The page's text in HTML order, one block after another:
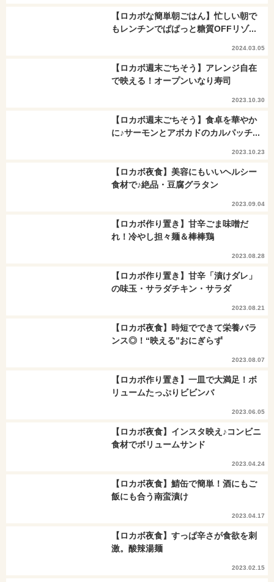
【ロカボな簡単朝ごはん】忙しい朝で
もレンチンでぱぱっと糖質OFFリゾ...
2024.03.05
【ロカボ週末ごちそう】アレンジ自在
で映える！オープンいなり寿司
2023.10.30
【ロカボ週末ごちそう】食卓を華やか
に♪サーモンとアボカドのカルパッチ...
2023.10.23
【ロカボ夜食】美容にもいいヘルシー
食材で♪絶品・豆腐グラタン
2023.09.04
【ロカボ作り置き】甘辛ごま味噌だ
れ！冷やし担々麺＆棒棒鶏
2023.08.28
【ロカボ作り置き】甘辛「漬けダレ」
の味玉・サラダチキン・サラダ
2023.08.21
【ロカボ夜食】時短でできて栄養バラ
ンス◎！“映える”おにぎらず
2023.08.07
【ロカボ作り置き】一皿で大満足！ボ
リュームたっぷりビビンバ
2023.06.05
【ロカボ夜食】インスタ映え♪コンビニ
食材でボリュームサンド
2023.04.24
【ロカボ夜食】鯖缶で簡単！酒にもご
飯にも合う南蛮漬け
2023.04.17
【ロカボ夜食】すっぱ辛さが食欲を刺
激。酸辣湯麺
2023.02.15